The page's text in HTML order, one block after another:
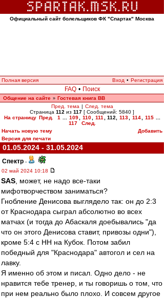
Официальный сайт болельщиков ФК "Спартак" Москва
Полная версия Вход • Регистрация
FAQ • Поиск
Общение на сайте » Гостевая книга ВВ
Пред. тема | След. тема
Страница 112 из 117 [ Сообщений: 5840 ]
На страницу Пред. 1 109 110 111 112 113 114 115
117
След.
Начать новую тему
Добавить
Версия для печати
01.05.2024 - 31.05.2024
Спектр -
02 май 2024 10:18
SAS , может, не надо все-таки
мифотворчеством заниматься?
Гнобление Денисова выглядело так: он до 2:3
от Краснодара сыграл абсолютно во всех
матчах (и тогда до Абаскаля доебывались "да
что он этого Денисова ставит, привозы одни"),
кроме 5:4 с НН на Кубок. Потом забил
победный для "Краснодара" автогол и сел на
лавку.
Я именно об этом и писал. Одно дело - не
нравится тебе тренер, и ты говоришь о том, что
при нем реально было плохо. И совсем другое